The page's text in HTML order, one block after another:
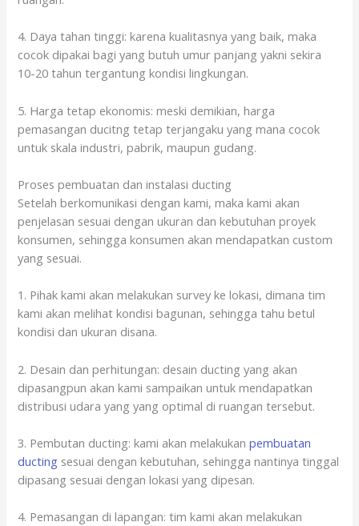
4. Daya tahan tinggi: karena kualitasnya yang baik, maka
cocok dipakai bagi yang butuh umur panjang yakni sekira
10-20 tahun tergantung kondisi lingkungan.
5. Harga tetap ekonomis: meski demikian, harga
pemasangan ducitng tetap terjangaku yang mana cocok
untuk skala industri, pabrik, maupun gudang.
Proses pembuatan dan instalasi ducting
Setelah berkomunikasi dengan kami, maka kami akan
penjelasan sesuai dengan ukuran dan kebutuhan proyek
konsumen, sehingga konsumen akan mendapatkan custom
yang sesuai.
1. Pihak kami akan melakukan survey ke lokasi, dimana tim
kami akan melihat kondisi bagunan, sehingga tahu betul
kondisi dan ukuran disana.
2. Desain dan perhitungan: desain ducting yang akan
dipasangpun akan kami sampaikan untuk mendapatkan
distribusi udara yang yang optimal di ruangan tersebut.
3. Pembutan ducting: kami akan melakukanpembuatan
ducting sesuai dengan kebutuhan, sehingga nantinya tinggal
dipasang sesuai dengan lokasi yang dipesan.
4. Pemasangan di lapangan: tim kami akan melakukan